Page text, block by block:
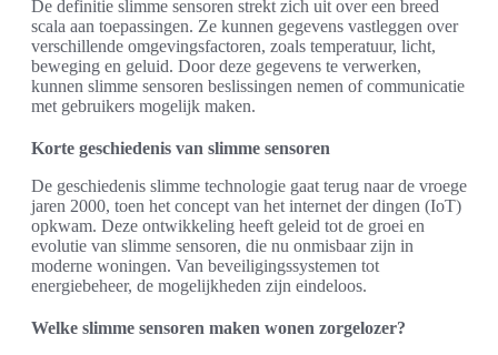
De definitie slimme sensoren strekt zich uit over een breed
scala aan toepassingen. Ze kunnen gegevens vastleggen over
verschillende omgevingsfactoren, zoals temperatuur, licht,
beweging en geluid. Door deze gegevens te verwerken,
kunnen slimme sensoren beslissingen nemen of communicatie
met gebruikers mogelijk maken.
Korte geschiedenis van slimme sensoren
De geschiedenis slimme technologie gaat terug naar de vroege
jaren 2000, toen het concept van het internet der dingen (IoT)
opkwam. Deze ontwikkeling heeft geleid tot de groei en
evolutie van slimme sensoren, die nu onmisbaar zijn in
moderne woningen. Van beveiligingssystemen tot
energiebeheer, de mogelijkheden zijn eindeloos.
Welke slimme sensoren maken wonen zorgelozer?